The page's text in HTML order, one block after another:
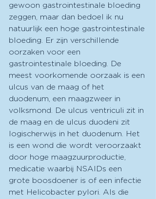
gewoon gastrointestinale bloeding
zeggen, maar dan bedoel ik nu
natuurlijk een hoge gastrointestinale
bloeding. Er zijn verschillende
oorzaken voor een
gastrointestinale bloeding. De
meest voorkomende oorzaak is een
ulcus van de maag of het
duodenum, een maagzweer in
volksmond. De ulcus ventriculi zit in
de maag en de ulcus duodeni zit
logischerwijs in het duodenum. Het
is een wond die wordt veroorzaakt
door hoge maagzuurproductie,
medicatie waarbij NSAIDs een
grote boosdoener is of een infectie
met Helicobacter pylori. Als die